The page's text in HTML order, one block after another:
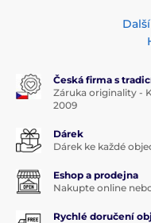
Česká firma s
Záruka originality -
2009
Dárek
Dárek ke každé
Eshop a prodejna
Nakupte online
Rychlé doručení